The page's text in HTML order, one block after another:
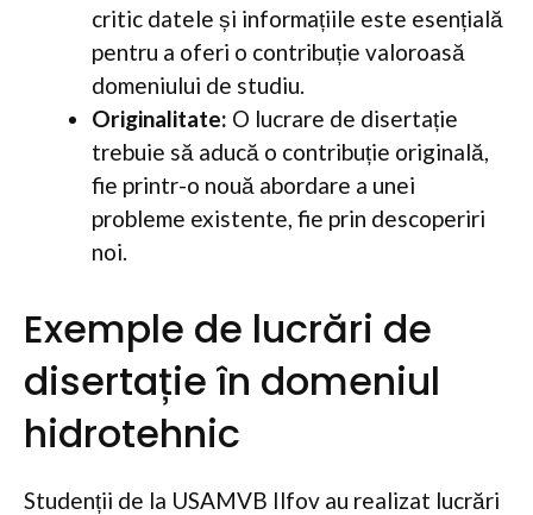
critic datele și informațiile este esențială
pentru a oferi o contribuție valoroasă
domeniului de studiu.
Originalitate: O lucrare de disertație
trebuie să aducă o contribuție originală,
fie printr-o nouă abordare a unei
probleme existente, fie prin descoperiri
noi.
Exemple de lucrări de
disertație în domeniul
hidrotehnic
Studenții de la USAMVB Ilfov au realizat lucrări